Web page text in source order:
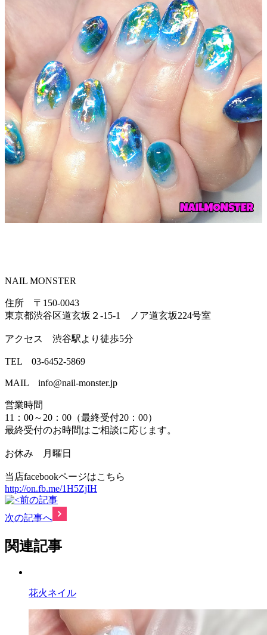
NAIL MONSTER
住所 〒150-0043
東京都渋谷区道玄坂２-15-1 ノア道玄坂224号室
アクセス 渋谷駅より徒歩5分
TEL 03-6452-5869
MAIL info@nail-monster.jp
営業時間
11：00～20：00（最終受付20：00）
最終受付のお時間はご相談に応じます。
お休み 月曜日
当店facebookページはこちら
http://on.fb.me/1H5ZjIH
前の記事
次の記事へ
関連記事
花火ネイル